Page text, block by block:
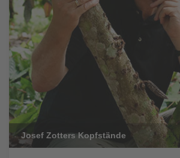
Josef Zotters Kopfstände